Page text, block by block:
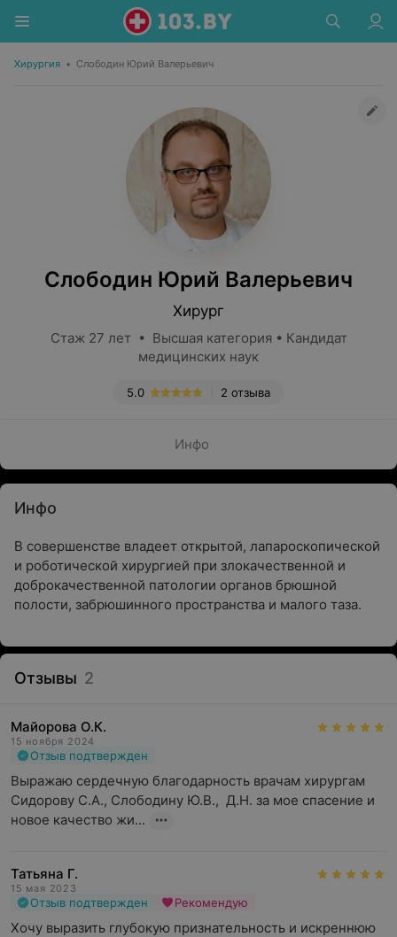
Хирургия • Слободин Юрий Валерьевич
Слободин Юрий Валерьевич
Хирург
Стаж 27 лет • Высшая категория • Кандидат
медицинских наук
2 отзыва
5.0
Инфо
Инфо
В совершенстве владеет открытой, лапароскопической
и роботической хирургией при злокачественной и
доброкачественной патологии органов брюшной
полости, забрюшинного пространства и малого таза.
Отзывы 2
Майорова О.К.
15 ноября 2024
Отзыв подтвержден
Выражаю сердечную благодарность врачам хирургам
Сидорову С.А., Слободину Ю.В.,  Д.Н. за мое спасение и
новое качество жи...
Татьяна Г.
15 мая 2023
Отзыв подтвержден Рекомендую
Хочу выразить глубокую признательность и искреннюю